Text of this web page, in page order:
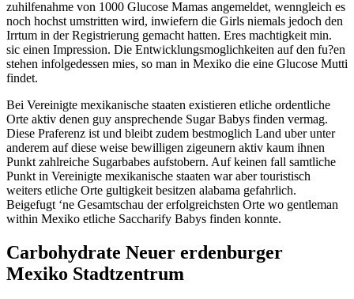
zuhilfenahme von 1000 Glucose Mamas angemeldet, wenngleich es
noch hochst umstritten wird, inwiefern die Girls niemals jedoch den
Irrtum in der Registrierung gemacht hatten. Eres machtigkeit min.
sic einen Impression. Die Entwicklungsmoglichkeiten auf den fu?en
stehen infolgedessen mies, so man in Mexiko die eine Glucose Mutti
findet.
Bei Vereinigte mexikanische staaten existieren etliche ordentliche
Orte aktiv denen guy ansprechende Sugar Babys finden vermag.
Diese Praferenz ist und bleibt zudem bestmoglich Land uber unter
anderem auf diese weise bewilligen zigeunern aktiv kaum ihnen
Punkt zahlreiche Sugarbabes aufstobern. Auf keinen fall samtliche
Punkt in Vereinigte mexikanische staaten war aber touristisch
weiters etliche Orte gultigkeit besitzen alabama gefahrlich.
Beigefugt ‘ne Gesamtschau der erfolgreichsten Orte wo gentleman
within Mexiko etliche Saccharify Babys finden konnte.
Carbohydrate Neuer erdenburger
Mexiko Stadtzentrum